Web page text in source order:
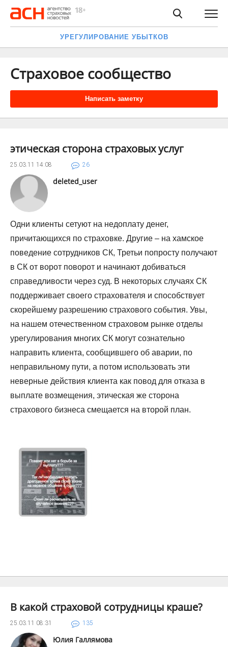
УРЕГУЛИРОВАНИЕ УБЫТКОВ
Страховое сообщество
Написать заметку
deleted_user
этическая сторона страховых услуг
25.03.11 14:08 26
Одни клиенты сетуют на недоплату денег,
причитающихся по страховке. Другие – на хамское
поведение сотрудников СК, Третьи попросту получают
в СК от ворот поворот и начинают добиваться
справедливости через суд. В некоторых случаях СК
поддерживает своего страхователя и способствует
скорейшему разрешению страхового события. Увы,
на нашем отечественном страховом рынке отделы
урегулирования многих СК могут сознательно
направить клиента, сообщившего об аварии, по
неправильному пути, а потом использовать эти
неверные действия клиента как повод для отказа в
выплате возмещения, этическая же сторона
страхового бизнеса смещается на второй план.
Юлия Галлямова
В какой страховой сотрудницы краше?
25.03.11 08:31 135